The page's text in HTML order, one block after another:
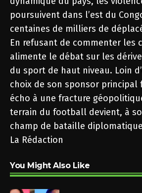
poursuivent dans l’est du
centaines de milliers de
En refusant de commenter les
alimente le débat sur les
du sport de haut niveau. Loin
choix de son sponsor principal
écho à une fracture
terrain du football devient, à
champ de bataille
La Rédaction
You Might Also Like